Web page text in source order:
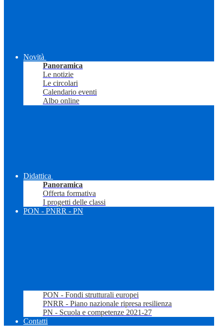
Novità
Panoramica
Le notizie
Le circolari
Calendario eventi
Albo online
Didattica
Panoramica
Offerta formativa
I progetti delle classi
PON - PNRR - PN
PON - Fondi strutturali europei
PNRR - Piano nazionale ripresa resilienza
PN - Scuola e competenze 2021-27
Contatti